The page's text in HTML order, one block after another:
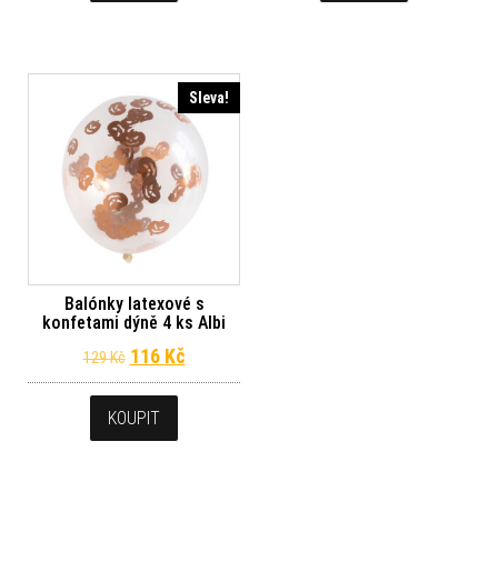
Sleva!
Balónky latexové s
konfetami dýně 4 ks Albi
129Kč Původní cena byla: 129 Kč.
116 KčAktuální cena je: 116 Kč.
KOUPIT